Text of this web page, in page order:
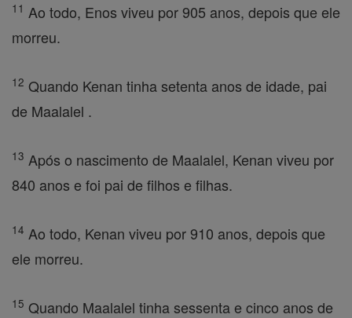
11 Ao todo, Enos viveu por 905 anos, depois que ele
morreu.
12 Quando Kenan tinha setenta anos de idade, pai
de Maalalel .
13 Após o nascimento de Maalalel, Kenan viveu por
840 anos e foi pai de filhos e filhas.
14 Ao todo, Kenan viveu por 910 anos, depois que
ele morreu.
15 Quando Maalalel tinha sessenta e cinco anos de